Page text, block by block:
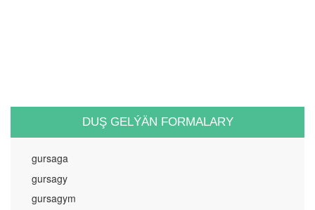
DUŞ GELÝÄN FORMALARY
gursaga
gursagy
gursagym